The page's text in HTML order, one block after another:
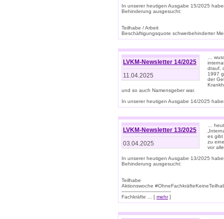
In unserer heutigen Ausgabe 15/2025
Behinderung ausgesucht:
Teilhabe / Arbeit
Beschäftigungsquote schwerbehinderter
LVKM-Newsletter 14/2025
11.04.2025
…
drauf,
1997
der
und so auch Namensgeber war.
In unserer heutigen Ausgabe 14/2025
LVKM-Newsletter 13/2025
03.04.2025
…
es gibt
zu
vor
In unserer heutigen Ausgabe 13/2025
Behinderung ausgesucht:
Teilhabe
Aktionswoche
---------------------------------
Fachkräfte ... [ mehr]